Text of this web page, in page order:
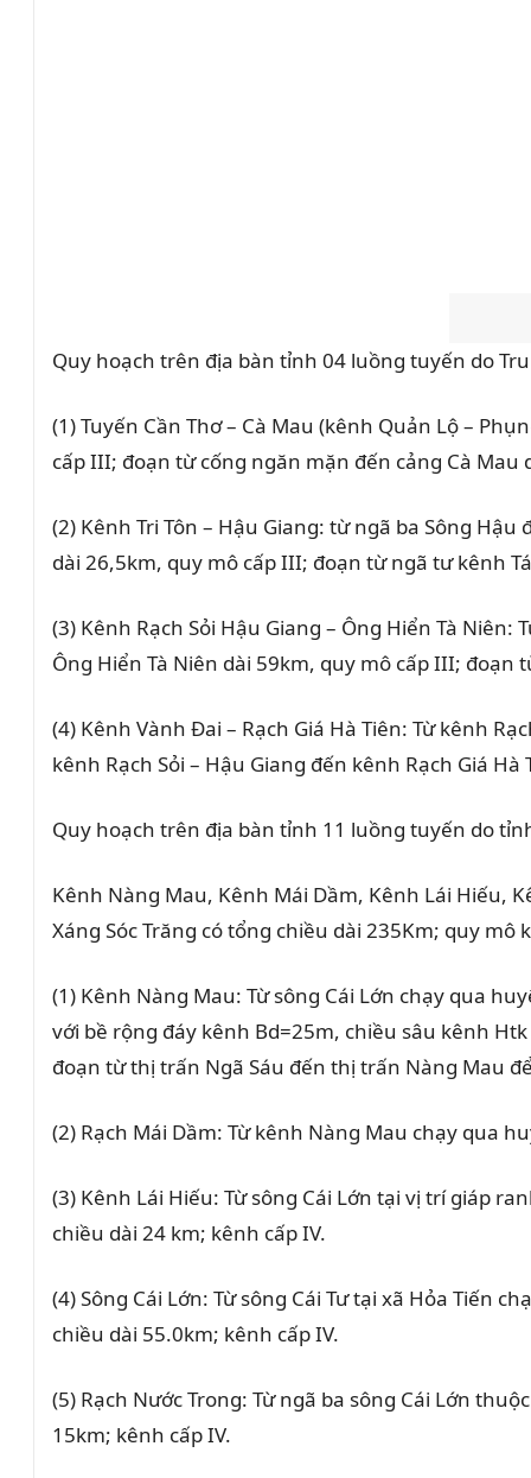
Quy hoạch trên địa bàn tỉnh 04 luồng tuyến do
(1) Tuyến Cần Thơ – Cà Mau (kênh Quản Lộ –
cấp III; đoạn từ cống ngăn mặn đến cảng Cà Mau
(2) Kênh Tri Tôn – Hậu Giang: từ ngã ba Sông
dài 26,5km, quy mô cấp III; đoạn từ ngã tư kênh
(3) Kênh Rạch Sỏi Hậu Giang – Ông Hiển Tà
Ông Hiển Tà Niên dài 59km, quy mô cấp III; đoạn
(4) Kênh Vành Đai – Rạch Giá Hà Tiên: Từ kênh
kênh Rạch Sỏi – Hậu Giang đến kênh Rạch Giá
Quy hoạch trên địa bàn tỉnh 11 luồng tuyến do
Kênh Nàng Mau, Kênh Mái Dầm, Kênh Lái Hiếu,
Xáng Sóc Trăng có tổng chiều dài 235Km; quy mô
(1) Kênh Nàng Mau: Từ sông Cái Lớn chạy qua
với bề rộng đáy kênh Bd=25m, chiều sâu kênh
đoạn từ thị trấn Ngã Sáu đến thị trấn Nàng Mau
(2) Rạch Mái Dầm: Từ kênh Nàng Mau chạy qua
(3) Kênh Lái Hiếu: Từ sông Cái Lớn tại vị trí giáp
chiều dài 24 km; kênh cấp IV.
(4) Sông Cái Lớn: Từ sông Cái Tư tại xã Hỏa Tiến
chiều dài 55.0km; kênh cấp IV.
(5) Rạch Nước Trong: Từ ngã ba sông Cái Lớn
15km; kênh cấp IV.